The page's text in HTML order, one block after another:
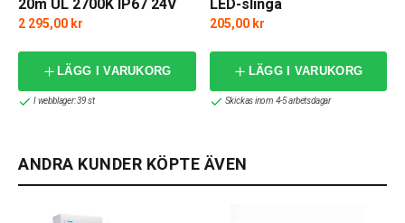
20m UL 2700K IP67 24V
2 295,00 kr
LÄGG I VARUKORG
I webblager: 39 st
LED-slinga
205,00 kr
LÄGG I VARUKORG
Skickas inom 4-5 arbetsdagar
ANDRA KUNDER KÖPTE ÄVEN